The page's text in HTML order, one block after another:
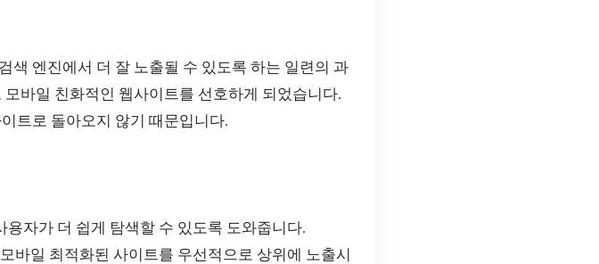
색 엔진에서 더 잘 노출될 수 있도록 하는 일련의 과
바일 친화적인 웹사이트를 선호하게 되었습니다.
트로 돌아오지 않기 때문입니다.
용자가 더 쉽게 탐색할 수 있도록 도와줍니다.
바일 최적화된 사이트를 우선적으로 상위에 노출시